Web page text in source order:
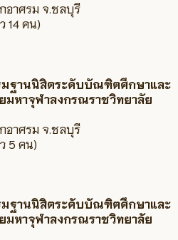
อาศรม จ.ชลบุรี
14 คน)
มฐานนิสิตระดับบัณฑิตศึกษาและ
มหาจุฬาลงกรณราชวิทยาลัย
อาศรม จ.ชลบุรี
5 คน)
มฐานนิสิตระดับบัณฑิตศึกษาและ
มหาจุฬาลงกรณราชวิทยาลัย